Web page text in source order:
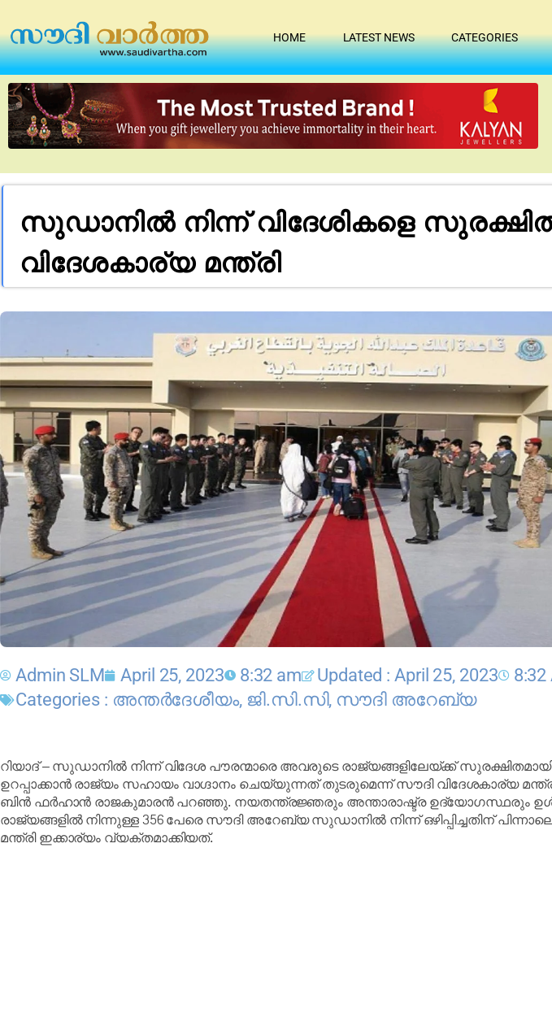
HOME LATEST NEWS CATEGORIES
സുഡാനിൽ നിന്ന് വിദേശികളെ
വിദേശകാര്യ മന്ത്രി
Admin SLM April 25, 2023 8:32 am Updated : April 25, 2023
8:32
Categories : അന്തർദേശീയം, ജി.സി.സി, സൗദി അറേബ്യ
റിയാദ് – സുഡാനിൽ നിന്ന് വിദേശ പൗരന്മാരെ അവരുടെ രാജ്യങ്ങളിലേയ്ക്ക് സുരക്ഷിതമായി
ഉറപ്പാക്കാൻ രാജ്യം സഹായം വാഗ്ദാനം ചെയ്യുന്നത് തുടരുമെന്ന് സൗദി വിദേശകാര്യ
ബിൻ ഫർഹാൻ രാജകുമാരൻ പറഞ്ഞു. നയതന്ത്രജ്ഞരും അന്താരാഷ്ട്ര ഉദ്യോഗസ്ഥരും
രാജ്യങ്ങളിൽ നിന്നുള്ള 356 പേരെ സൗദി അറേബ്യ സുഡാനിൽ നിന്ന് ഒഴിപ്പിച്ചതിന്
മന്ത്രി ഇക്കാര്യം വ്യക്തമാക്കിയത്.